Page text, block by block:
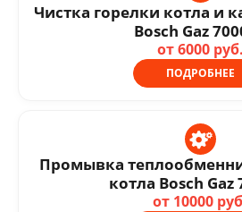
Чистка горелки котла и
Bosch Gaz
от 6000 руб.
ПОДРОБНЕЕ
Промывка
котла Bosch Gaz
от 10000